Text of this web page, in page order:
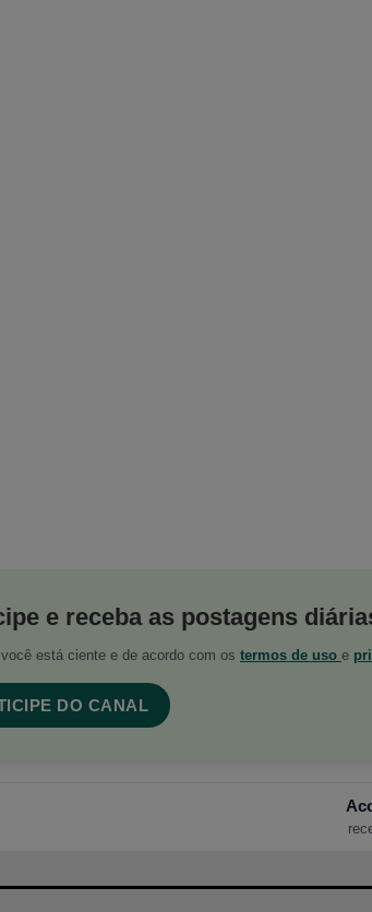
e receba as postagens
está ciente e de acordo com os termos de uso e
DO CANAL